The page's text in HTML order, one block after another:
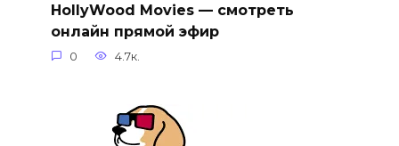
HollyWood Movies — смотреть
онлайн прямой эфир
0 4.7к.